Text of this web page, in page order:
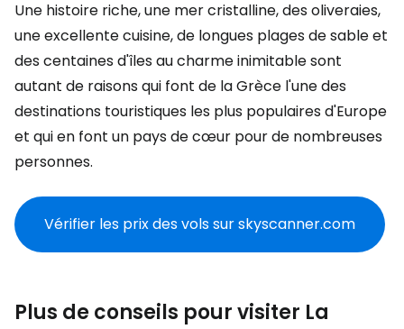
Une histoire riche, une mer cristalline, des oliveraies,
une excellente cuisine, de longues plages de sable et
des centaines d'îles au charme inimitable sont
autant de raisons qui font de la Grèce l'une des
destinations touristiques les plus populaires d'Europe
et qui en font un pays de cœur pour de nombreuses
personnes.
Vérifier les prix des vols sur skyscanner.com
Plus de conseils pour visiter La